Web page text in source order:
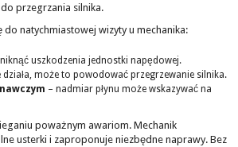
przegrzania silnika.
natychmiastowej wizyty u mechanika:
uszkodzenia jednostki napędowej.
działa, może to powodować przegrzewanie silnika.
– nadmiar płynu może wskazywać na
poważnym awariom. Mechanik
usterki i zaproponuje niezbędne naprawy. Bez